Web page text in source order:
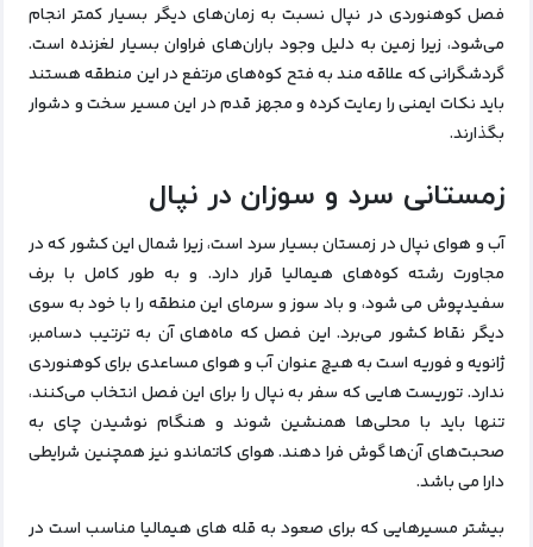
فصل کوهنوردی در نپال نسبت به زمان‌های دیگر بسیار کمتر انجام
می‌شود، زیرا زمین به دلیل وجود باران‌های فراوان بسیار لغزنده است.
گردشگرانی که علاقه مند به فتح کوه‌های مرتفع در این منطقه هستند
باید نکات ایمنی را رعایت کرده و مجهز قدم در این مسیر سخت و دشوار
بگذارند.
زمستانی سرد و سوزان در نپال
آب و هوای نپالدر زمستان بسیار سرد است، زیرا شمال این کشور که در
مجاورت رشته کوه‌های هیمالیا قرار دارد. و به طور کامل با برف
سفیدپوش می شود، و باد سوز و سرمای این منطقه را با خود به سوی
دیگر نقاط کشور می‌برد. این فصل که ماه‌های آن به ترتیب دسامبر،
ژانویه و فوریه است به هیچ عنوان آب و هوای مساعدی برای کوهنوردی
ندارد. توریست‌ هایی که سفر به نپال را برای این فصل انتخاب می‌کنند،
تنها باید با محلی‌ها همنشین شوند و هنگام نوشیدن چای به
صحبت‌های آن‌ها گوش فرا دهند. هوای کاتماندو نیز همچنین شرایطی
دارا می باشد.
بیشتر مسیرهایی که برای صعود به قله های هیمالیا مناسب است در